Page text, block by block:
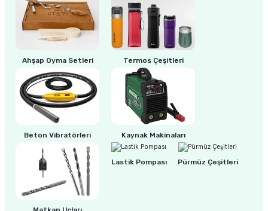
Ahşap Oyma Setleri Termos Çeşitleri
Beton Vibratörleri Kaynak Makinaları
Lastik Pompası Pürmüz Çeşitleri